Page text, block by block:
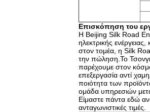
Επισκόπηση του
Η Beijing Silk Road
ηλεκτρικής
στον τομέα, η Silk
την πώληση.Το
παρέχουμε στον
επεξεργασία αντί
ποιότητα των
ομάδα υπηρεσιών
Είμαστε πάντα εδώ
ανταγωνιστικές τιμές.